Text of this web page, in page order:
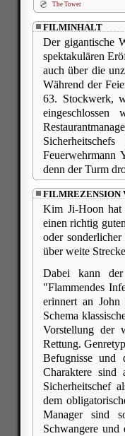
The Tower
FILMINHALT
Der gigantische
spektakulären
auch über die
Während der
63. Stockwerk,
Feuerwehrmann
denn der Turm
FILMREZENSION
Kim Ji-Hoon hat
einen richtig
oder
über weite
Dabei kann
"Flammendes
erinnert an
Schema
Vorstellung der
Rettung.
Befugnisse und
Charaktere
Sicherheitschef
dem
Manager sind
Schwangere und